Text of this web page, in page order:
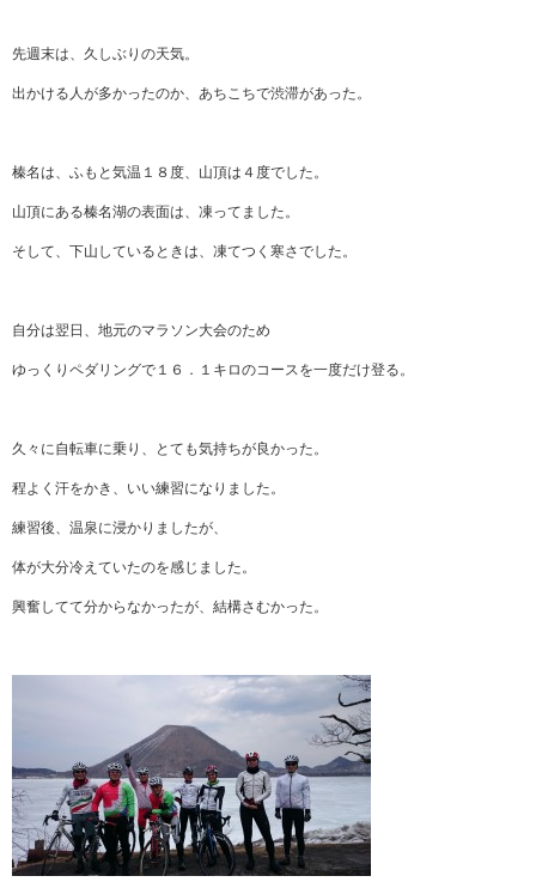
先週末は、久しぶりの天気。
出かける人が多かったのか、あちこちで渋滞があった。
榛名は、ふもと気温１８度、山頂は４度でした。
山頂にある榛名湖の表面は、凍ってました。
そして、下山しているときは、凍てつく寒さでした。
自分は翌日、地元のマラソン大会のため
ゆっくりペダリングで１６．１キロのコースを一度だけ登る。
久々に自転車に乗り、とても気持ちが良かった。
程よく汗をかき、いい練習になりました。
練習後、温泉に浸かりましたが、
体が大分冷えていたのを感じました。
興奮してて分からなかったが、結構さむかった。